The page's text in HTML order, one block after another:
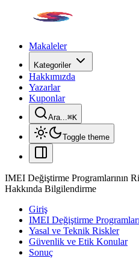
Makaleler
Kategoriler
Hakkımızda
Yazarlar
Kuponlar
Ara...⌘K
Toggle theme
IMEI Değiştirme Programlarının
Hakkında Bilgilendirme
Giriş
IMEI Değiştirme
Yasal ve Teknik Riskler
Güvenlik ve Etik Konular
Sonuç